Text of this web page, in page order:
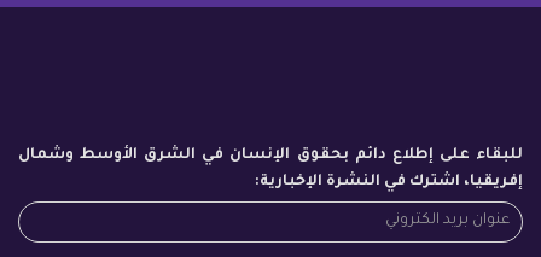
للبقاء على إطلاع دائم بحقوق الإنسان في الشرق الأوسط وشمال
إفريقيا، اشترك في النشرة الإخبارية: